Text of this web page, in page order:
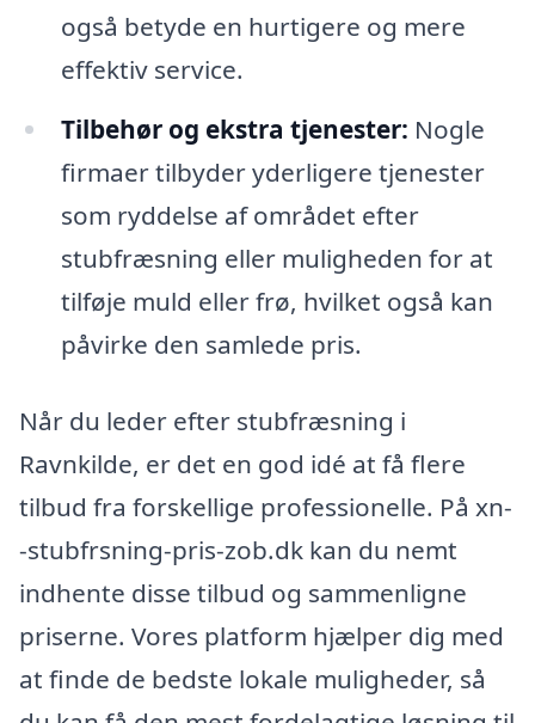
også betyde en hurtigere og mere
effektiv service.
Tilbehør og ekstra tjenester: Nogle
firmaer tilbyder yderligere tjenester
som ryddelse af området efter
stubfræsning eller muligheden for at
tilføje muld eller frø, hvilket også kan
påvirke den samlede pris.
Når du leder efter stubfræsning i
Ravnkilde, er det en god idé at få flere
tilbud fra forskellige professionelle. På xn-
-stubfrsning-pris-zob.dk kan du nemt
indhente disse tilbud og sammenligne
priserne. Vores platform hjælper dig med
at finde de bedste lokale muligheder, så